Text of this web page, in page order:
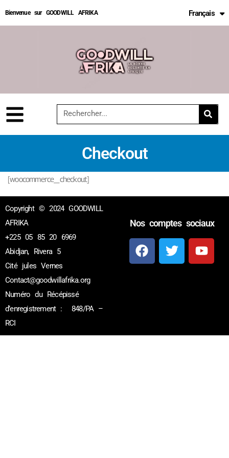
Bienvenue sur GOODWILL AFRIKA Français
English
Checkout
[woocommerce_checkout]
Copyright © 2024 GOODWILL
AFRIKA
+225 05 85 20 6969
Abidjan, Rivera 5
Cité jules Vernes
Contact@goodwillafrika.org
Numéro du Récépissé
d’enregistrement : 848/PA –
RCI
Nos comptes sociaux